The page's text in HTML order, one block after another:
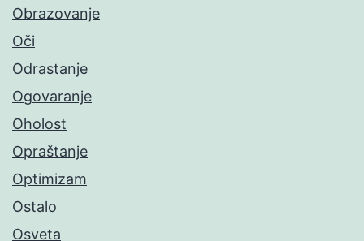
Obrazovanje
Oči
Odrastanje
Ogovaranje
Oholost
Opraštanje
Optimizam
Ostalo
Osveta